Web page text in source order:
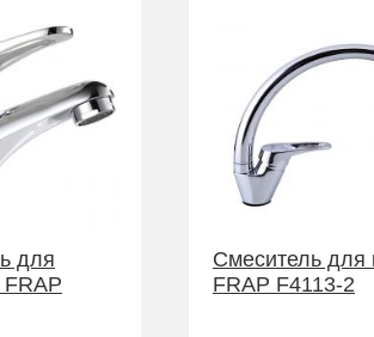
для
Смеситель для
FRAP F4113-2